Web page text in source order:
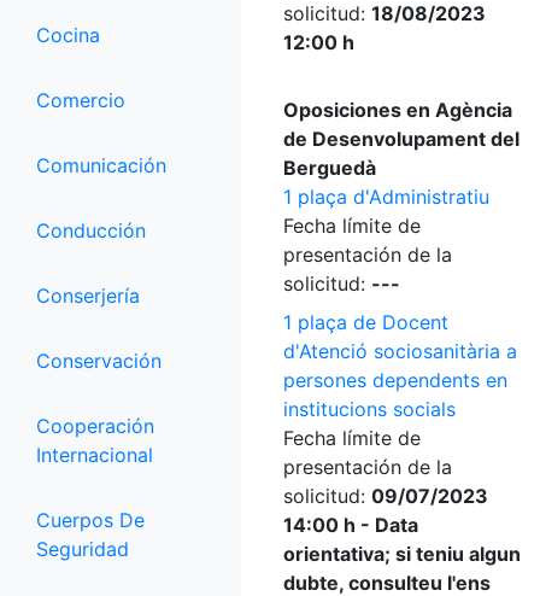
Cocina
Comercio
Comunicación
Conducción
Conserjería
Conservación
Cooperación
Internacional
Cuerpos De
Seguridad
solicitud: 18/08/2023
12:00 h
Oposiciones en Agència
de Desenvolupament del
Berguedà
1 plaça d'Administratiu
Fecha límite de
presentación de la
solicitud: ---
1 plaça de Docent
d'Atenció sociosanitària a
persones dependents en
institucions socials
Fecha límite de
presentación de la
solicitud: 09/07/2023
14:00 h - Data
orientativa; si teniu algun
dubte, consulteu l'ens